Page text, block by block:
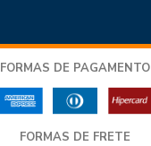
FORMAS DE PAGAMENTO
FORMAS DE FRETE